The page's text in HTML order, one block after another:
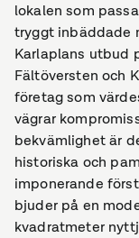
lokalen som
tryggt inbäddade
Karlaplans utbud
Fältöversten och
företag som
vägrar
bekvämlighet är
historiska och
imponerande
bjuder på en
kvadratmeter